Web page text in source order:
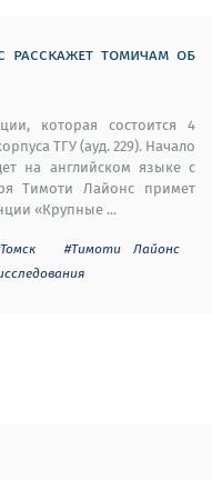
расскажет томичам об
которая состоится 4
ТГУ (ауд. 229). Начало
на английском языке с
Тимоти Лайонс примет
«Крупные ...
#Тимоти Лайонс